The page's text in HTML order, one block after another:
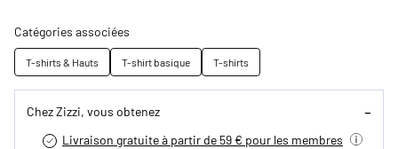
Catégories associées
T-shirts & Hauts T-shirt basique T-shirts
Chez Zizzi, vous obtenez
Livraison gratuite à partir de 59 € pour les membres